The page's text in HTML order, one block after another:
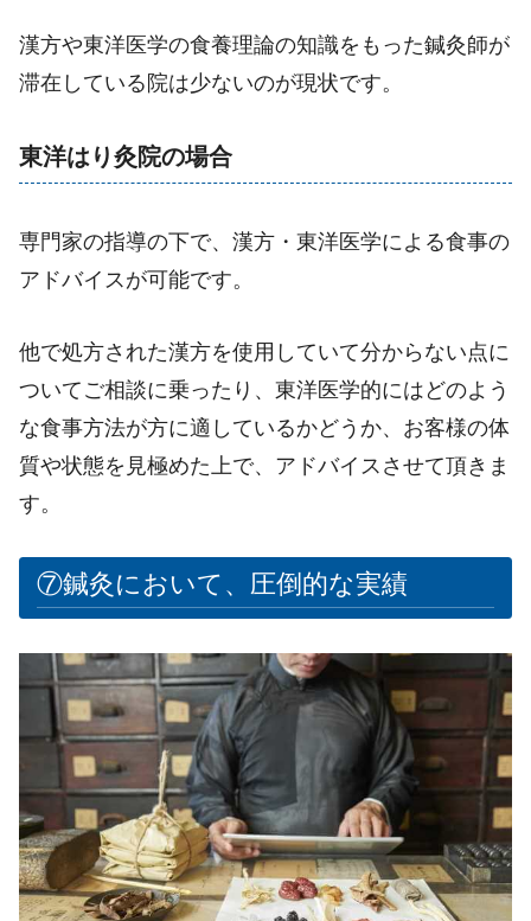
漢方や東洋医学の食養理論の知識をもった鍼灸師が
滞在している院は少ないのが現状です。
東洋はり灸院の場合
専門家の指導の下で、漢方・東洋医学による食事の
アドバイスが可能です。
他で処方された漢方を使用していて分からない点に
ついてご相談に乗ったり、東洋医学的にはどのよう
な食事方法が方に適しているかどうか、お客様の体
質や状態を見極めた上で、アドバイスさせて頂きま
す。
⑦鍼灸において、圧倒的な実績